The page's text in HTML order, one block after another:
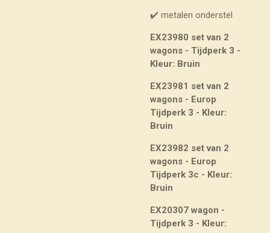
✔️ metalen onderstel
EX23980 set van 2
wagons - Tijdperk 3 -
Kleur: Bruin
EX23981 set van 2
wagons - Europ
Tijdperk 3 - Kleur:
Bruin
EX23982 set van 2
wagons - Europ
Tijdperk 3c - Kleur:
Bruin
EX20307 wagon -
Tijdperk 3 - Kleur: